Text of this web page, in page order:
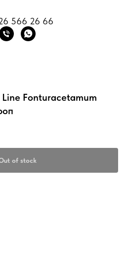
566 26 66
Line Fonturacetamum
of stock